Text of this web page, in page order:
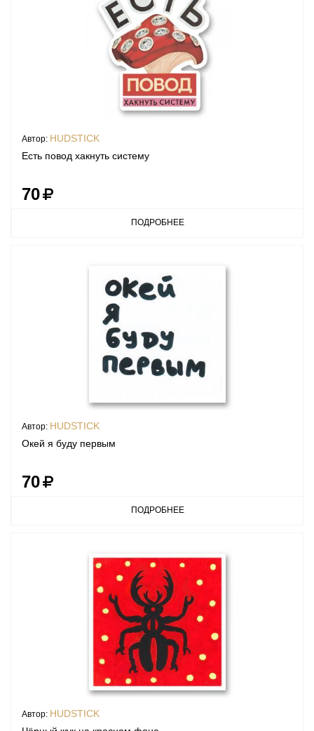
Автор: HUDSTICK
Есть повод хакнуть систему
70
ПОДРОБНЕЕ
Автор: HUDSTICK
Окей я буду первым
70
ПОДРОБНЕЕ
Автор: HUDSTICK